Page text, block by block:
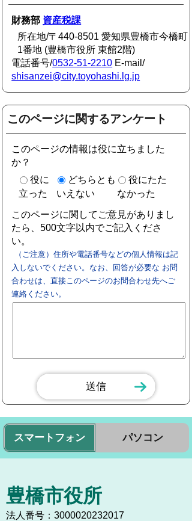
財務部 資産税課
所在地/〒440-8501 愛知県豊橋市今橋町
1番地 (豊橋市役所 東館2階)
電話番号/0532-51-2210 E-mail/
shisanzei@city.toyohashi.lg.jp
このページに関するアンケート
このページの情報は役に立ちました
か？
役に
立った
どちらとも
いえない
役にたた
なかった
このページに関してご意見がありまし
たら、500文字以内でご記入くださ
い。
（ご注意）住所や電話番号などの個人情報は記
入しないでください。なお、回答が必要な お問
合わせは、直接このページのお問合わせ先へご
連絡ください。
スマートフォン パソコン
豊橋市役所
法人番号：3000020232017